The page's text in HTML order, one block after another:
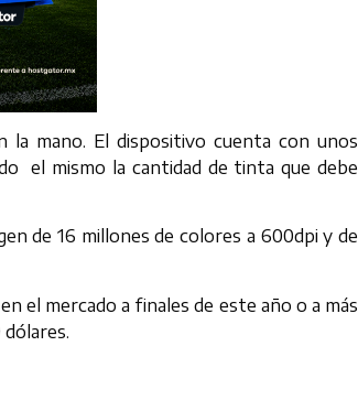
mano. El dispositivo cuenta con unos
el mismo la cantidad de tinta que debe
de 16 millones de colores a 600dpi y de
el mercado a finales de este año o a más